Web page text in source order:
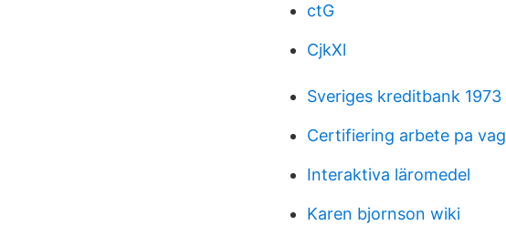
ctG
CjkXl
Sveriges kreditbank 1973
Certifiering arbete pa vag
Interaktiva läromedel
Karen bjornson wiki